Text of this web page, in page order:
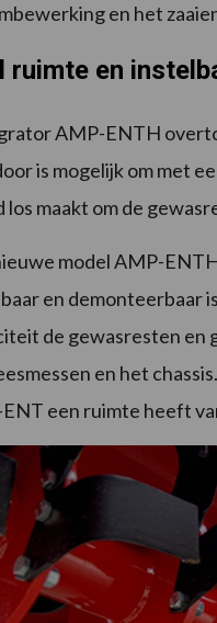
en het
ruimte en
AMP-ENTH
is mogelijk om met
los maakt om de
model AMP-
en demonteerbaar
de gewasresten en
en het
een ruimte heeft